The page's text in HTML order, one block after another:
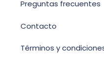
Preguntas frecuentes
Contacto
Términos y